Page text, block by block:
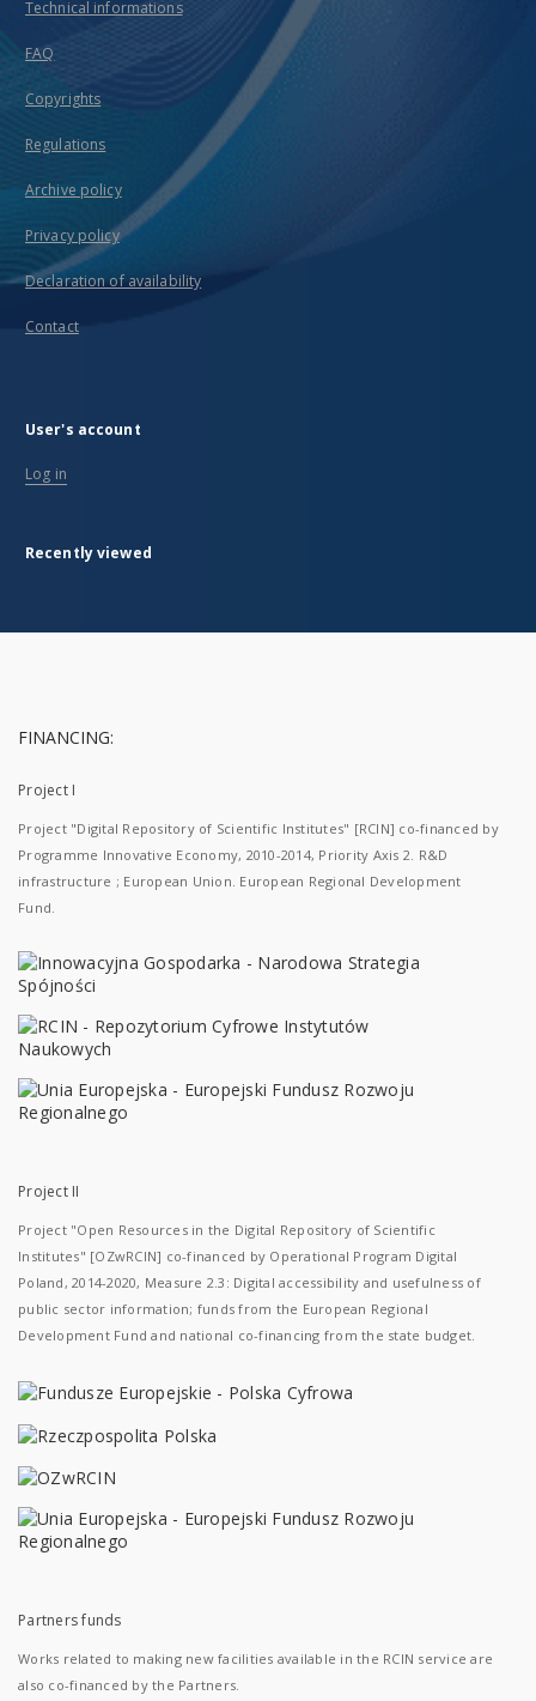
Technical informations
FAQ
Copyrights
Regulations
Archive policy
Privacy policy
Declaration of availability
Contact
User's account
Log in
Recently viewed
FINANCING:
Project I
Project "Digital Repository of Scientific Institutes" [RCIN] co-financed by
Programme Innovative Economy, 2010-2014, Priority Axis 2. R&D
infrastructure ; European Union. European Regional Development
Fund.
Project II
Project "Open Resources in the Digital Repository of Scientific
Institutes" [OZwRCIN] co-financed by Operational Program Digital
Poland, 2014-2020, Measure 2.3: Digital accessibility and usefulness of
public sector information; funds from the European Regional
Development Fund and national co-financing from the state budget.
Partners funds
Works related to making new facilities available in the RCIN service are
also co-financed by the Partners.